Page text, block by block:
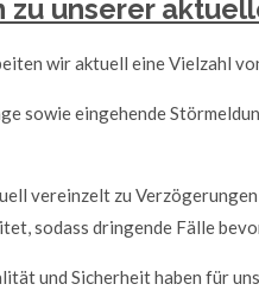
zu unserer
wir aktuell eine Vielzahl
sowie eingehende
vereinzelt zu Verzögerungen
sodass dringende Fälle
und Sicherheit haben für